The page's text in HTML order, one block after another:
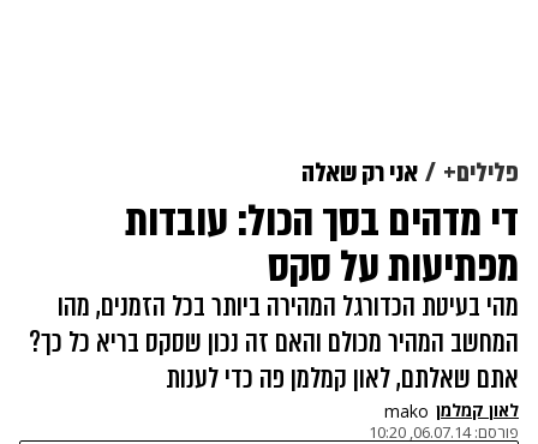
פלילים+ אני רק שאלה
די מדהים בסך הכול: עובדות
מפתיעות על סקס
מהי בעיטת הכדורגל המהירה ביותר בכל הזמנים, מהו
המחשב המהיר מכולם והאם זה נכון שסקס בריא כל כך?
אתם שאלתם, לאון קמלמן פה כדי לענות
לאון קמלמן mako
פורסם:06.07.14, 10:20